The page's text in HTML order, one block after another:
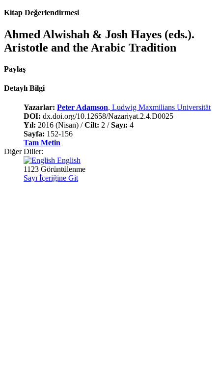
Kitap Değerlendirmesi
Ahmed Alwishah & Josh Hayes (eds.).
Aristotle and the Arabic Tradition
Paylaş
Detaylı Bilgi
Yazarlar: Peter Adamson, Ludwig Maxmilians Universität
DOI: dx.doi.org/10.12658/Nazariyat.2.4.D0025
Yıl: 2016 (Nisan) /Cilt: 2 /Sayı: 4
Sayfa: 152-156
Tam Metin
Diğer Diller:
English
1123 Görüntülenme
Sayı İçeriğine Git